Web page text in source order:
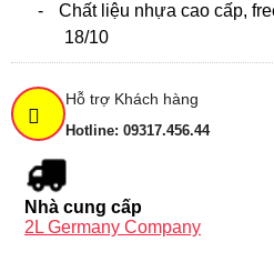
-
Chất liệu nhựa cao cấp,
18/10
Hỗ trợ Khách hàng
Hotline: 09317.456.44
Nhà cung cấp
2L Germany Company